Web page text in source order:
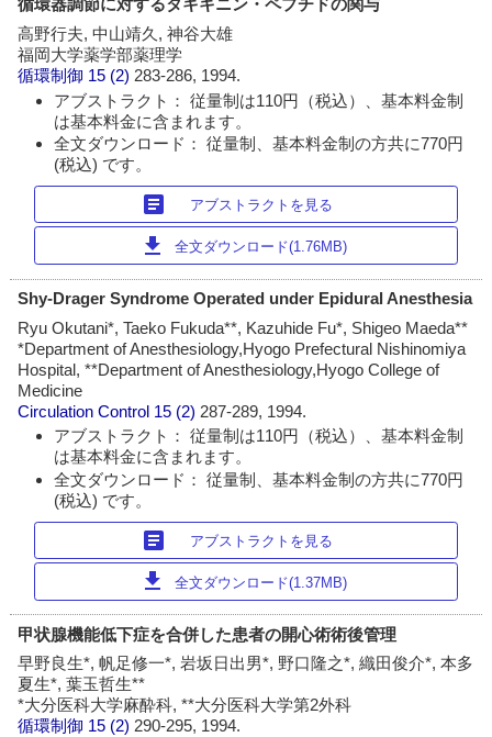
循環器調節に対するタキキニン・ペプチドの関与
高野行夫, 中山靖久, 神谷大雄
福岡大学薬学部薬理学
循環制御 15 (2) 283-286, 1994.
アブストラクト： 従量制は110円（税込）、基本料金制
は基本料金に含まれます。
全文ダウンロード： 従量制、基本料金制の方共に770円
(税込) です。
article アブストラクトを見る
download 全文ダウンロード(1.76MB)
Shy-Drager Syndrome Operated under Epidural Anesthesia
Ryu Okutani*, Taeko Fukuda**, Kazuhide Fu*, Shigeo Maeda**
*Department of Anesthesiology,Hyogo Prefectural Nishinomiya
Hospital, **Department of Anesthesiology,Hyogo College of
Medicine
Circulation Control 15 (2) 287-289, 1994.
アブストラクト： 従量制は110円（税込）、基本料金制
は基本料金に含まれます。
全文ダウンロード： 従量制、基本料金制の方共に770円
(税込) です。
article アブストラクトを見る
download 全文ダウンロード(1.37MB)
甲状腺機能低下症を合併した患者の開心術術後管理
早野良生*, 帆足修一*, 岩坂日出男*, 野口隆之*, 織田俊介*, 本多
夏生*, 葉玉哲生**
*大分医科大学麻酔科, **大分医科大学第2外科
循環制御 15 (2) 290-295, 1994.